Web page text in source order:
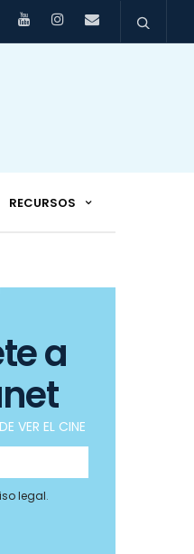
RECURSOS
a
VER EL CINE
legal.